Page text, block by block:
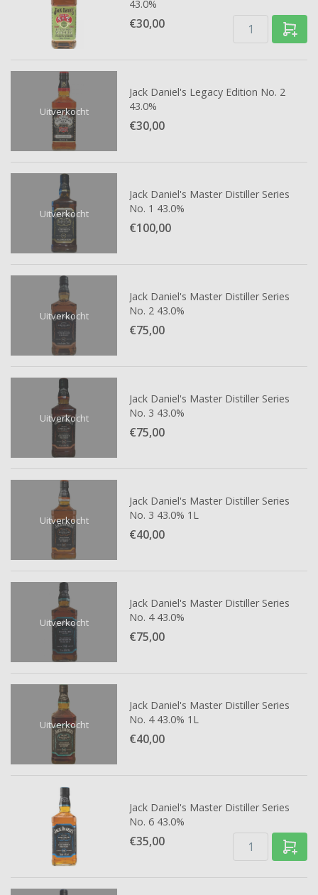
43.0%
€30,00
Uitverkocht
Jack Daniel's Legacy Edition No. 2
43.0%
€30,00
Uitverkocht
Jack Daniel's Master Distiller Series
No. 1 43.0%
€100,00
Uitverkocht
Jack Daniel's Master Distiller Series
No. 2 43.0%
€75,00
Uitverkocht
Jack Daniel's Master Distiller Series
No. 3 43.0%
€75,00
Uitverkocht
Jack Daniel's Master Distiller Series
No. 3 43.0% 1L
€40,00
Uitverkocht
Jack Daniel's Master Distiller Series
No. 4 43.0%
€75,00
Uitverkocht
Jack Daniel's Master Distiller Series
No. 4 43.0% 1L
€40,00
Jack Daniel's Master Distiller Series
No. 6 43.0%
€35,00